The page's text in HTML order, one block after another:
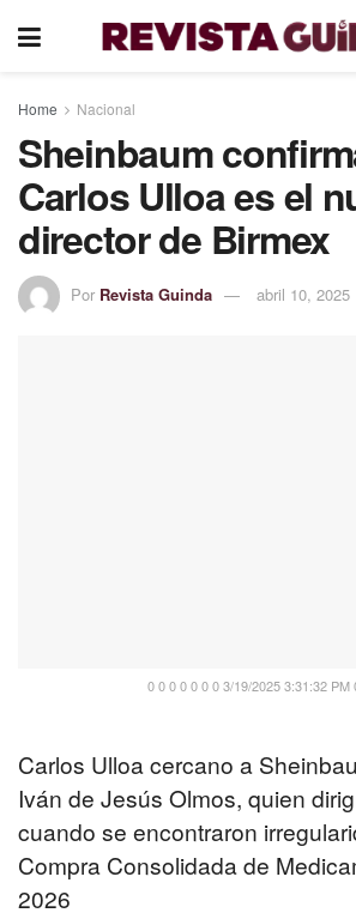
Home Nacional
Sheinbaum
Carlos Ulloa es el
director de Birmex
Por Revista Guinda abril 10, 2025
0 0 0 0 0 0 0 3/19/2025 3:31:32
Carlos Ulloa cercano a
Iván de Jesús Olmos, quien
cuando se encontraron
Compra Consolidada de
2026